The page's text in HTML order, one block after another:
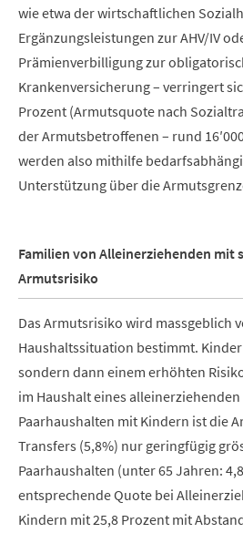
wie etwa der wirtschaftlichen
Ergänzungsleistungen zur AHV/IV
Prämienverbilligung zur
Krankenversicherung – verringert
Prozent (Armutsquote nach
der Armutsbetroffenen – rund
werden also mithilfe
Unterstützung über die
Familien von Alleinerziehenden mit
Armutsrisiko
Das Armutsrisiko wird massgeblich
Haushaltssituation bestimmt.
sondern dann einem erhöhten
im Haushalt eines
Paarhaushalten mit Kindern ist die
Transfers (5,8%) nur geringfügig
Paarhaushalten (unter 65 Jahren:
entsprechende Quote bei
Kindern mit 25,8 Prozent mit